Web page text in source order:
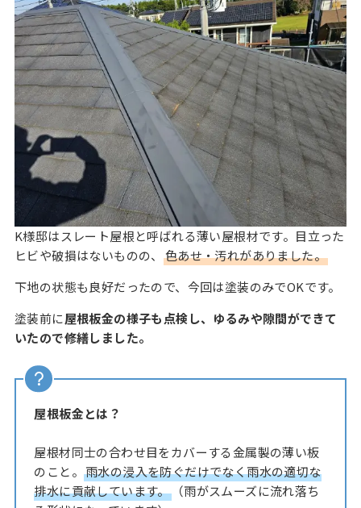
K様邸はスレート屋根と呼ばれる薄い屋根材です。目立った
ヒビや破損はないものの、 色あせ・汚れがありました。
下地の状態も良好だったので、今回は塗装のみでOKです。
塗装前に屋根板金の様子も点検し、ゆるみや隙間ができて
いたので修繕しました。
屋根板金とは？
屋根材同士の合わせ目をカバーする金属製の薄い板
のこと。雨水の浸入を防ぐだけでなく雨水の適切な
排水に貢献しています。（雨がスムーズに流れ落ち